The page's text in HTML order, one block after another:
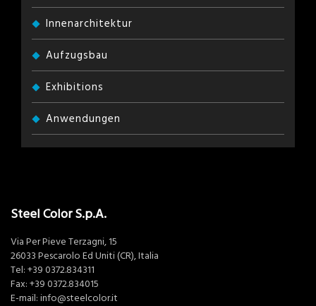
Innenarchitektur
Aufzugsbau
Exhibitions
Anwendungen
Steel Color S.p.A.
Via Per Pieve Terzagni, 15
26033 Pescarolo Ed Uniti (CR), Italia
Tel: +39 0372.834311
Fax: +39 0372.834015
E-mail: info@steelcolor.it